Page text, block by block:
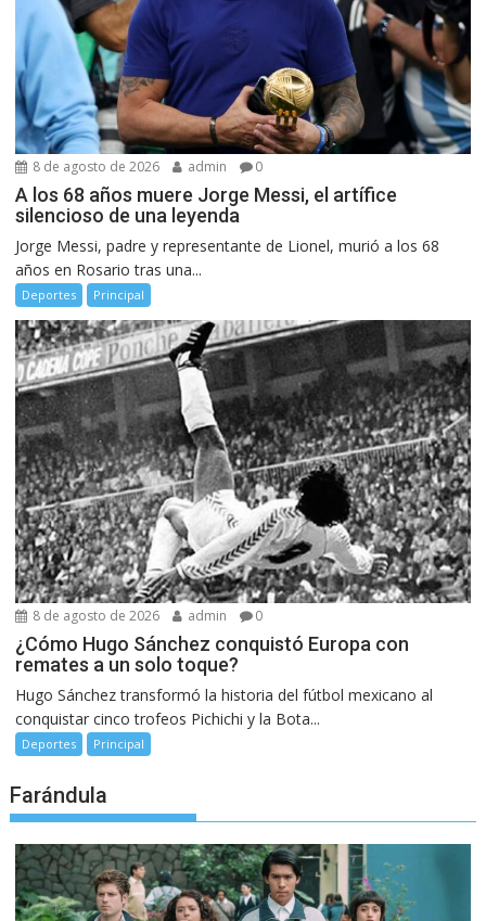
8 de agosto de 2026 admin 0
A los 68 años muere Jorge Messi, el artífice
silencioso de una leyenda
Jorge Messi, padre y representante de Lionel, murió a los 68
años en Rosario tras una...
Deportes Principal
8 de agosto de 2026 admin 0
¿Cómo Hugo Sánchez conquistó Europa con
remates a un solo toque?
Hugo Sánchez transformó la historia del fútbol mexicano al
conquistar cinco trofeos Pichichi y la Bota...
Deportes Principal
Farándula